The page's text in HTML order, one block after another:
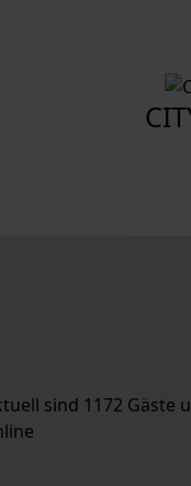
sind 1172 Gäste